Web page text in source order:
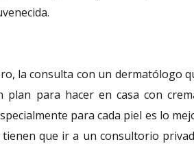
la consulta con un dermatólogo
plan para hacer en casa con
para cada piel es lo
que ir a un consultorio